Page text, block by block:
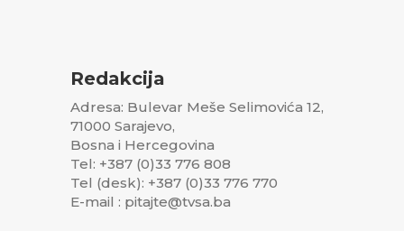
Redakcija
Adresa: Bulevar Meše Selimovića 12,
71000 Sarajevo,
Bosna i Hercegovina
Tel: +387 (0)33 776 808
Tel (desk): +387 (0)33 776 770
E-mail : pitajte@tvsa.ba